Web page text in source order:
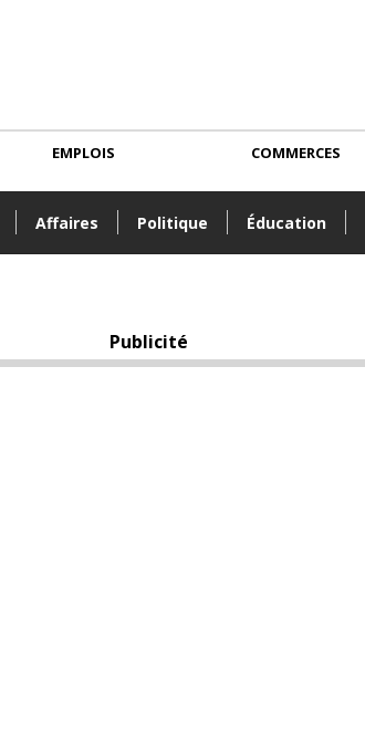
Affaires Politique Éducation
EMPLOIS COMMERCES
Publicité